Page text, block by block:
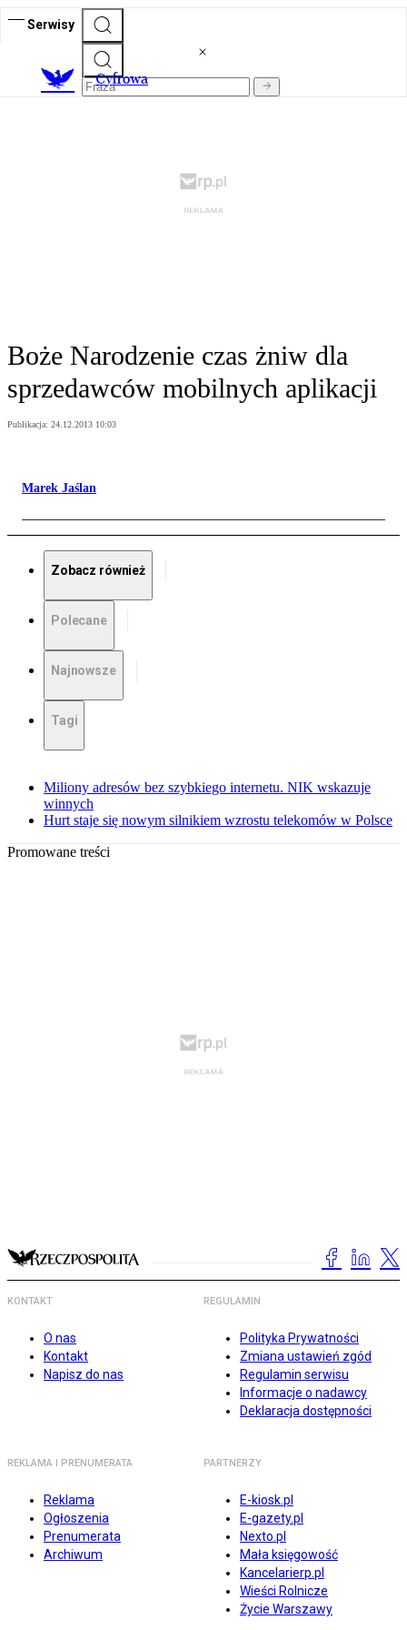
Serwisy
Cyfrowa
Boże Narodzenie czas żniw dla
sprzedawców mobilnych aplikacji
Publikacja: 24.12.2013 10:03
Marek Jaślan
Zobacz również
Polecane
Najnowsze
Tagi
Miliony adresów bez szybkiego internetu. NIK wskazuje
winnych
Hurt staje się nowym silnikiem wzrostu telekomów w Polsce
Promowane treści
KONTAKT
O nas
Kontakt
Napisz do nas
REGULAMIN
Polityka Prywatności
Zmiana ustawień zgód
Regulamin serwisu
Informacje o nadawcy
Deklaracja dostępności
REKLAMA I PRENUMERATA
Reklama
Ogłoszenia
Prenumerata
Archiwum
PARTNERZY
E-kiosk.pl
E-gazety.pl
Nexto.pl
Mała księgowość
Kancelarierp.pl
Wieści Rolnicze
Życie Warszawy